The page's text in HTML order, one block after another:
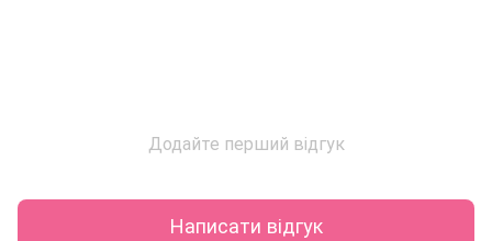
Додайте перший відгук
Написати відгук